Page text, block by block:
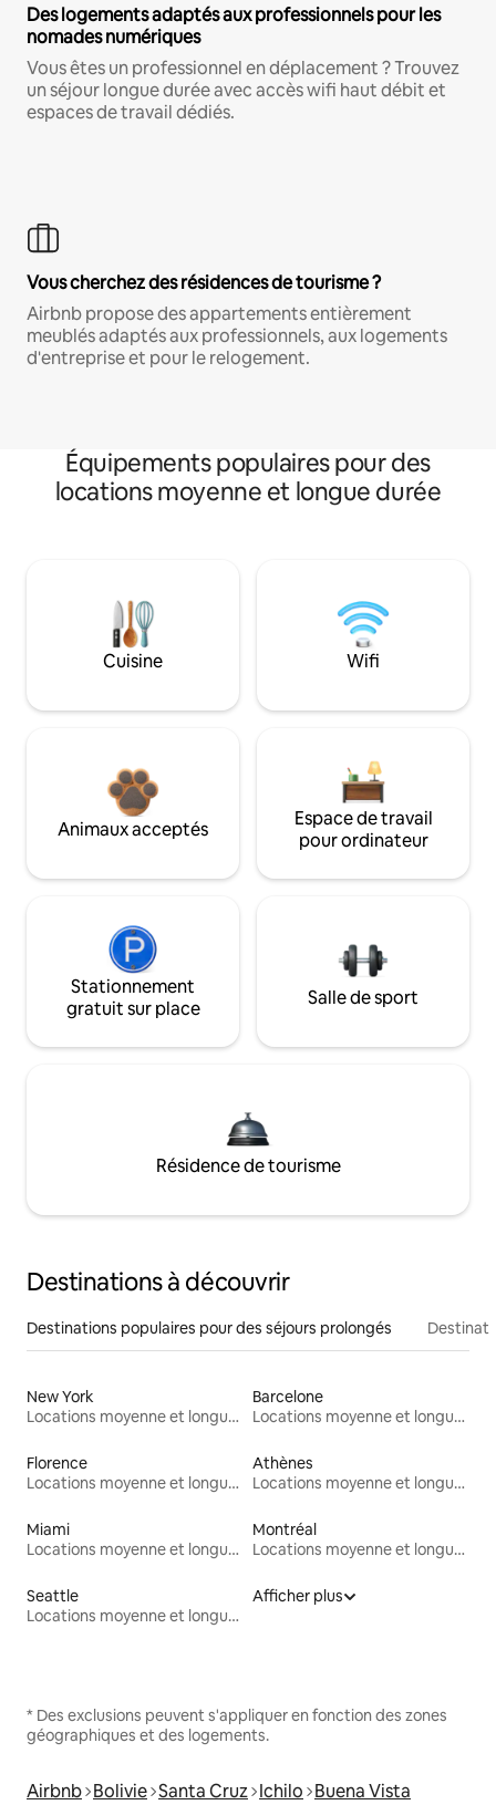
Des logements adaptés aux professionnels pour les
nomades numériques
Vous êtes un professionnel en déplacement ? Trouvez
un séjour longue durée avec accès wifi haut débit et
espaces de travail dédiés.
Vous cherchez des résidences de tourisme ?
Airbnb propose des appartements entièrement
meublés adaptés aux professionnels, aux logements
d'entreprise et pour le relogement.
Équipements populaires pour des
locations moyenne et longue durée
Cuisine Wifi
Animaux acceptés
Espace de travail
pour ordinateur
Stationnement
gratuit sur place
Salle de sport
Résidence de tourisme
Destinations à découvrir
Destinations populaires pour des séjours prolongés
New York
Locations moyenne et longue durée
Barcelone
Locations moyenne et longue durée
Florence
Locations moyenne et longue durée
Athènes
Locations moyenne et longue durée
Miami
Locations moyenne et longue durée
Montréal
Locations moyenne et longue durée
Seattle
Locations moyenne et longue durée
Afficher plus
* Des exclusions peuvent s'appliquer en fonction des zones
géographiques et des logements.
Airbnb Bolivie Santa Cruz Ichilo Buena Vista